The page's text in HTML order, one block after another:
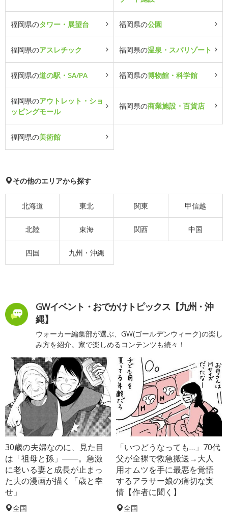
福岡県のタワー・展望台 福岡県の公園
福岡県のアスレチック 福岡県の温泉・スパリゾート
福岡県の道の駅・SA/PA 福岡県の博物館・科学館
福岡県のアウトレット・ショ
ッピングモール
福岡県の商業施設・百貨店
福岡県の美術館
その他のエリアから探す
北海道 東北 関東 甲信越
北陸 東海 関西 中国
四国 九州・沖縄
GWイベント・おでかけトピックス【九州・沖
縄】
ウォーカー編集部が選ぶ、GW(ゴールデンウィーク)の楽し
み方を紹介。家で楽しめるコンテンツも続々！
30歳の夫婦なのに、見た目
は「祖母と孫」――。急激
に老いる妻と成長が止まっ
た夫の漫画が描く「歳と幸
せ」
全国
「いつどうなっても…」70代
父が全裸で救急搬送→大人
用オムツを手に最悪を覚悟
するアラサー娘の痛切な実
情【作者に聞く】
全国